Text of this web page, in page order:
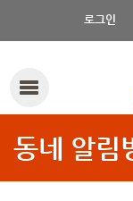
로그인
동네 알림